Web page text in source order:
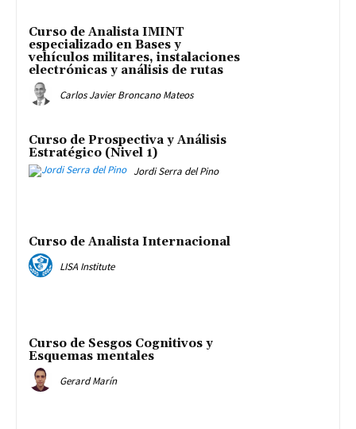
Curso de Analista IMINT
especializado en Bases y
vehículos militares, instalaciones
electrónicas y análisis de rutas
Carlos Javier Broncano Mateos
Curso de Prospectiva y Análisis
Estratégico (Nivel 1)
Jordi Serra del Pino
Curso de Analista Internacional
LISA Institute
Curso de Sesgos Cognitivos y
Esquemas mentales
Gerard Marín